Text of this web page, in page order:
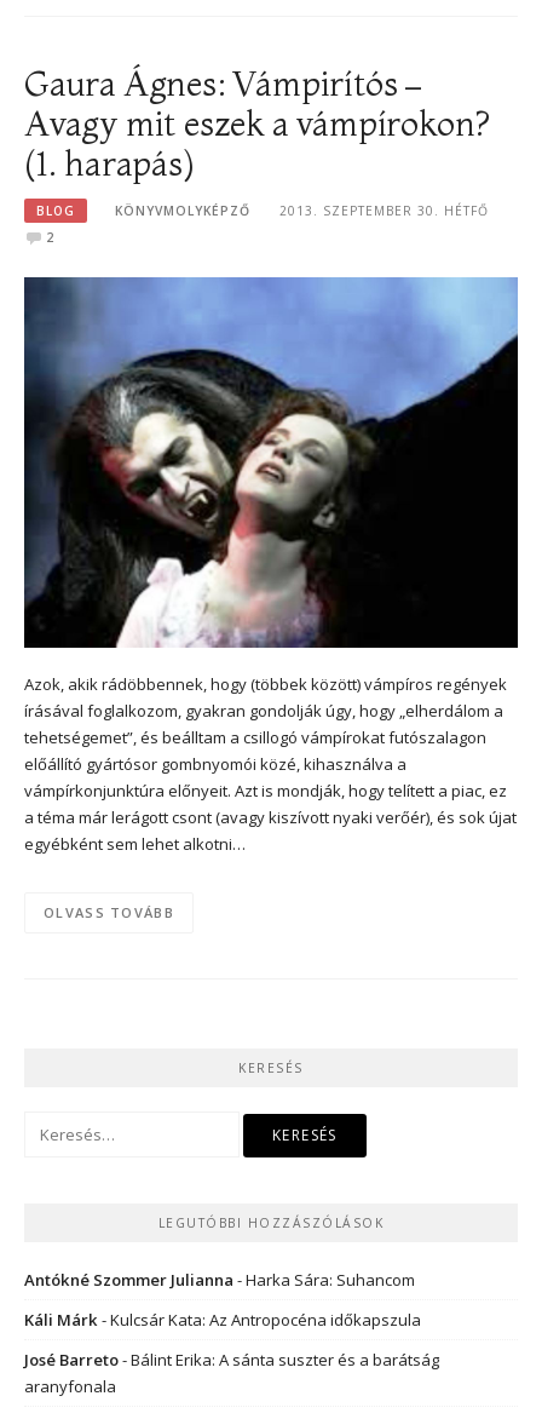
Gaura Ágnes: Vámpirítós –
Avagy mit eszek a vámpírokon?
(1. harapás)
BLOG KÖNYVMOLYKÉPZŐ
2013. SZEPTEMBER 30. HÉTFŐ
2
Azok, akik rádöbbennek, hogy (többek között) vámpíros regények
írásával foglalkozom, gyakran gondolják úgy, hogy „elherdálom a
tehetségemet”, és beálltam a csillogó vámpírokat futószalagon
előállító gyártósor gombnyomói közé, kihasználva a
vámpírkonjunktúra előnyeit. Azt is mondják, hogy telített a piac, ez
a téma már lerágott csont (avagy kiszívott nyaki verőér), és sok újat
egyébként sem lehet alkotni…
OLVASS TOVÁBB
KERESÉS
LEGUTÓBBI HOZZÁSZÓLÁSOK
Antókné Szommer Julianna -Harka Sára: Suhancom
Káli Márk-Kulcsár Kata: Az Antropocéna időkapszula
José Barreto-Bálint Erika: A sánta suszter és a barátság
aranyfonala